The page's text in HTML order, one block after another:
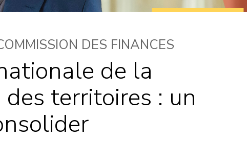
DES FINANCES
de la
des territoires : un